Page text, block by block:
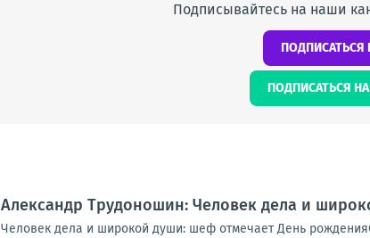
Подписывайтесь на наши
ПОДПИСАТЬСЯ
ПОДПИСАТЬСЯ НА
Александр Трудоношин: Человек дела и
Человек дела и широкой души: шеф отмечает День